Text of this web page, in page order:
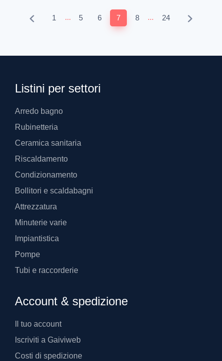
1 ... 5 6 7 8 ... 24
Listini per settori
Arredo bagno
Rubinetteria
Ceramica sanitaria
Riscaldamento
Condizionamento
Bollitori e scaldabagni
Attrezzatura
Minuterie varie
Impiantistica
Pompe
Tubi e raccorderie
Account & spedizione
Il tuo account
Iscriviti a Gaiviweb
Costi di spedizione